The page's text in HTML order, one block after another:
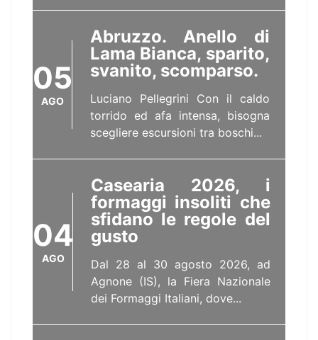
05
AGO
Abruzzo. Anello di
Lama Bianca, sparito,
svanito, scomparso.
Luciano Pellegrini Con il caldo
torrido ed afa intensa, bisogna
scegliere escursioni tra boschi...
04
AGO
Casearia 2026, i
formaggi insoliti che
sfidano le regole del
gusto
Dal 28 al 30 agosto 2026, ad
Agnone (IS), la Fiera Nazionale
dei Formaggi Italiani, dove...